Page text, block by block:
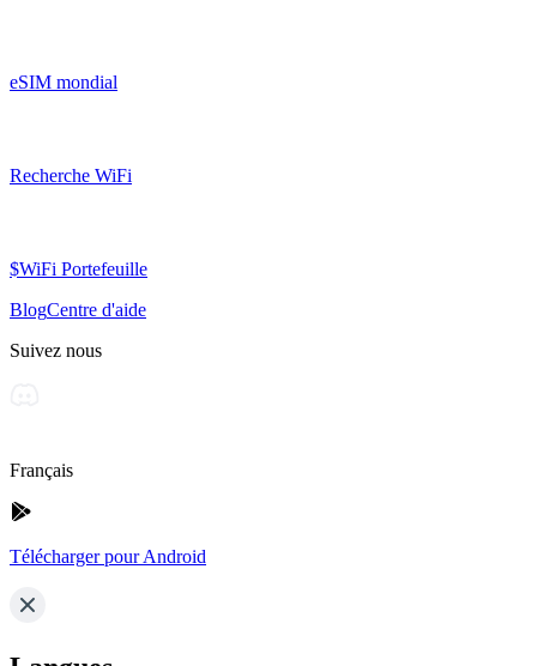
eSIM mondial
Recherche WiFi
$WiFi Portefeuille
BlogCentre d'aide
Suivez nous
Français
Télécharger pour Android